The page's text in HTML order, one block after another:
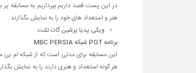
در این پست قصد داریم بپردازیم به مسابقه پر
هنر و استعداد های خود را به نمایش بگذارند .
ویکی پدیا پرشین گات تلنت
برنامه PGT شبکه MBC PERSIA
هر گونه استعداد و هنری دارند را به نمایش